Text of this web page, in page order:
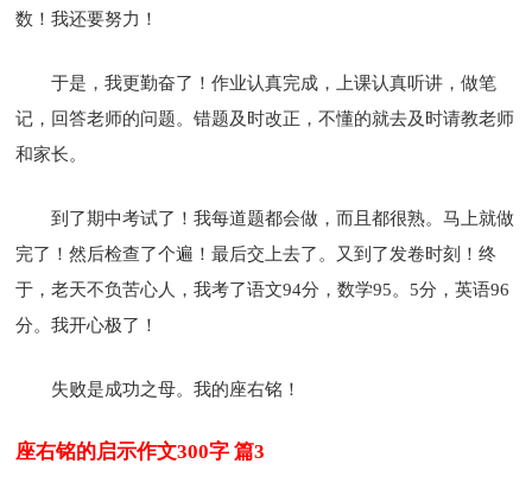
数！我还要努力！
于是，我更勤奋了！作业认真完成，上课认真听讲，做笔
记，回答老师的问题。错题及时改正，不懂的就去及时请教老师
和家长。
到了期中考试了！我每道题都会做，而且都很熟。马上就做
完了！然后检查了个遍！最后交上去了。又到了发卷时刻！终
于，老天不负苦心人，我考了语文94分，数学95。5分，英语96
分。我开心极了！
失败是成功之母。我的座右铭！
座右铭的启示作文300字 篇3